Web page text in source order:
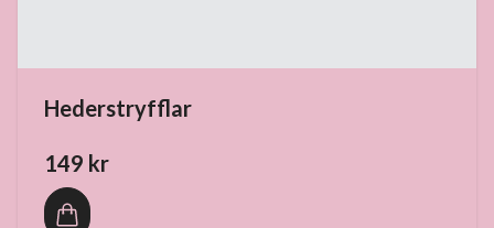
Hederstryfflar
149 kr